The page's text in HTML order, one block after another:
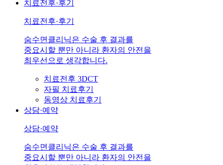
치료전후·후기
치료전후·후기
숨수면클리닉은 수술 후 결과를
중요시할 뿐만 아니라 환자의 안전을
최우선으로 생각합니다.
치료전후 3DCT
자필 치료후기
동영상 치료후기
상담·예약
상담·예약
숨수면클리닉은 수술 후 결과를
중요시할 뿐만 아니라 환자의 안전을